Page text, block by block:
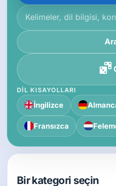
Bilgi tabanında ara
DIL KISAYOLLARI
İngilizce
Fransızca
Bir kategori seçin